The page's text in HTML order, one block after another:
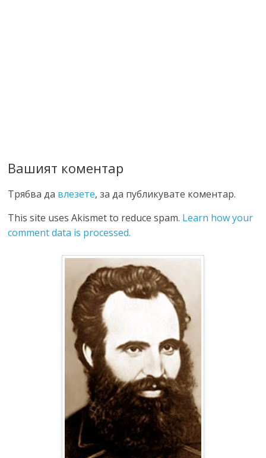
Вашият коментар
Трябва да влезете, за да публикувате коментар.
This site uses Akismet to reduce spam. Learn how your
comment data is processed.